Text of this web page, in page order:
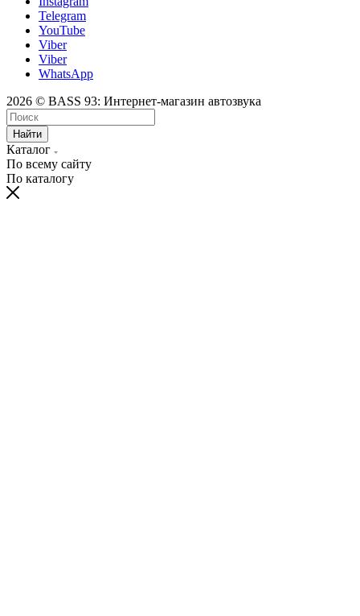
Telegram
YouTube
Viber
Viber
WhatsApp
2026 © BASS 93: Интернет-магазин автозвука
Найти
Каталог
По всему сайту
По каталогу